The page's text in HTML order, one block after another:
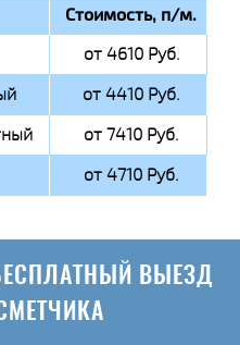
Стоимость, п/м.
от 4610 Руб.
от 4410 Руб.
от 7410 Руб.
от 4710 Руб.
ВЫЕЗД